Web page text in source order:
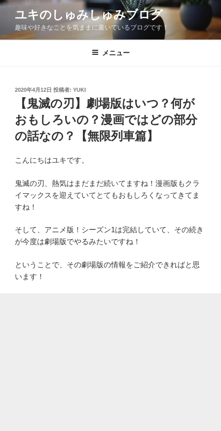
コ
ン
ユキのしゅみしゅみブログ
趣味や好きなことを気ままに書いているブログです！
メニュー
投
2020年4月12日 投稿者: YUKI
【鬼滅の刃】劇場版はいつ？何が
おもしろいの？漫画ではどの部分
の話なの？【無限列車篇】
こんにちはユキです。
鬼滅の刃、熱気はまだまだ続いてますね！漫画版もクラ
イマックスを迎えていてとてもおもしろくなってきてま
すね！
そして、アニメ版！シーズン1は完結していて、その続き
が今度は劇場版でやるみたいですね！
ということで、その劇場版の情報をご紹介できればと思
います！